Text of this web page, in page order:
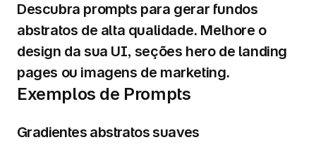
Descubra prompts para gerar fundos
abstratos de alta qualidade. Melhore o
design da sua UI, seções hero de landing
pages ou imagens de marketing.
Exemplos de Prompts
Gradientes abstratos suaves